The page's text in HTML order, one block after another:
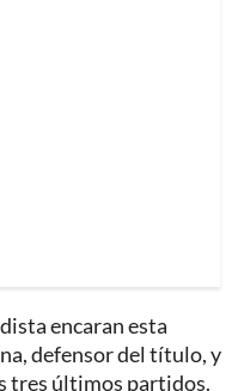
encaran esta
defensor del título, y
tres últimos partidos.